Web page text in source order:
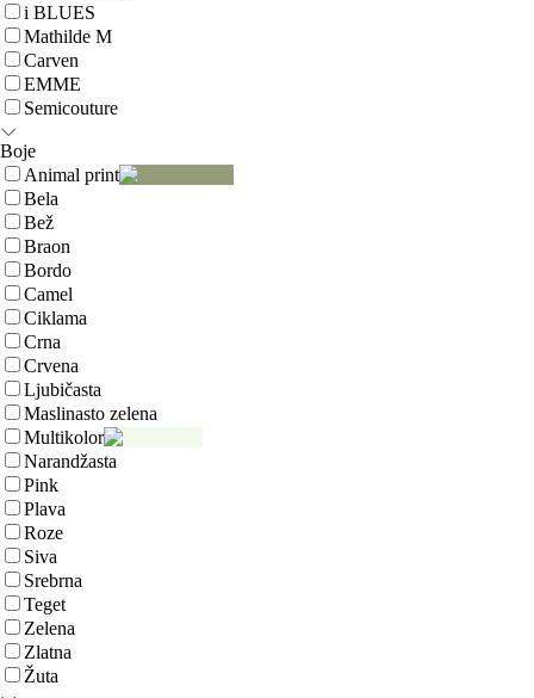
i BLUES
Mathilde M
Carven
EMME
Semicouture
Boje
Animal print
Bela
Bež
Braon
Bordo
Camel
Ciklama
Crna
Crvena
Ljubičasta
Maslinasto zelena
Multikolor
Narandžasta
Pink
Plava
Roze
Siva
Srebrna
Teget
Zelena
Zlatna
Žuta